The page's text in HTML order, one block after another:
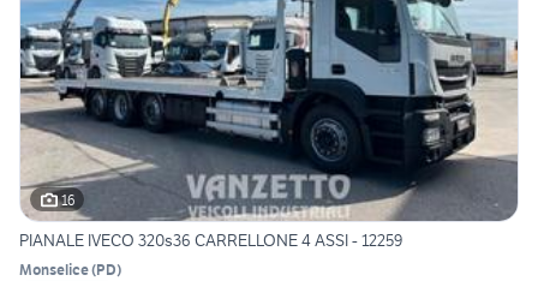
16
PIANALE IVECO 320s36 CARRELLONE 4 ASSI - 12259
Monselice(PD)